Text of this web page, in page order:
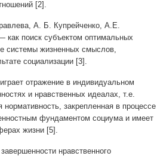
[2].
А. Б. Купрейченко, А.Е.
как поиск субъектом оптимальных
системы жизненных смыслов,
социализации [3].
отражение в индивидуальном
и нравственных идеалах, т.е.
закрепленная в процессе
фундаментом социума и имеет
жизни [5].
нравственного